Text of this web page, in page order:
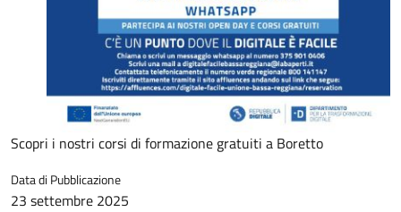
Scopri i nostri corsi di formazione gratuiti a Boretto
Data di Pubblicazione
23 settembre 2025